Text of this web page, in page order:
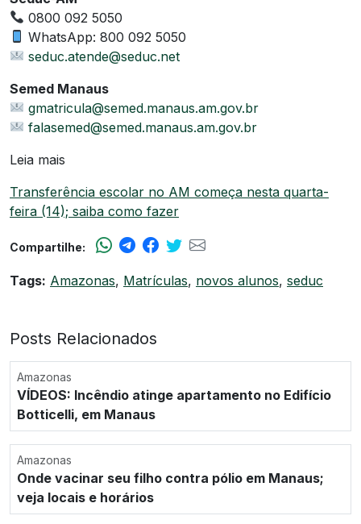
0800 092 5050
WhatsApp: 800 092 5050
seduc.atende@seduc.net
Semed Manaus
gmatricula@semed.manaus.am.gov.br
falasemed@semed.manaus.am.gov.br
Leia mais
Transferência escolar no AM começa nesta quarta-
feira (14); saiba como fazer
Compartilhe:
Tags: Amazonas, Matrículas, novos alunos, seduc
Posts Relacionados
Amazonas
VÍDEOS: Incêndio atinge apartamento no Edifício
Botticelli, em Manaus
Amazonas
Onde vacinar seu filho contra pólio em Manaus;
veja locais e horários